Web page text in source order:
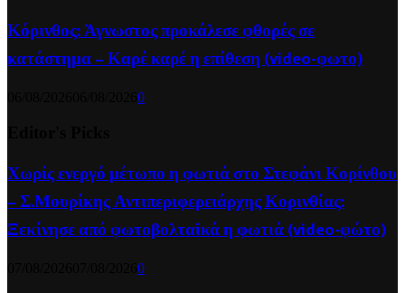
Κόρινθος: Άγνωστος προκάλεσε φθορές σε
κατάστημα – Καρέ καρέ η επίθεση (video-φωτο)
0
Χωρίς ενεργό μέτωπο η φωτιά στο Στεφάνι Κορίνθου
– Σ.Μουρίκης Αντιπεριφερειάρχης Κορινθίας:
Ξεκίνησε από φωτοβολταϊκά η φωτιά (video-φώτο)
0